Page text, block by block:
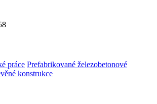
práce Prefabrikované železobetonové
konstrukce